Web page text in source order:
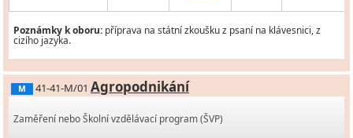
Poznámky k oboru: příprava na státní zkoušku z psaní na klávesnici, z
cizího jazyka.
M 41-41-M/01 Agropodnikání
Zaměření nebo Školní vzdělávací program (ŠVP)